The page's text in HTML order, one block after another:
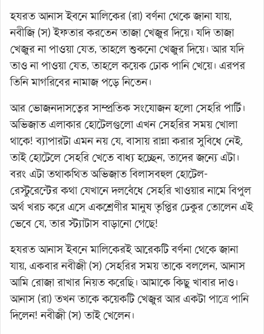
হযরত আনাস ইবনে মালিকের (রা) বর্ণনা থেকে জানা যায়,
নবীজি (স) ইফতার করতেন তাজা খেজুর দিয়ে। যদি তাজা
খেজুর না পাওয়া যেত, তাহলে শুকনো খেজুর দিয়ে। আর যদি
তাও না পাওয়া যেত, তাহলে কয়েক ঢোক পানি খেয়ে। এরপর
তিনি মাগরিবের নামাজ পড়ে নিতেন।
আর ভোজনদাসত্বের সাম্প্রতিক সংযোজন হলো সেহরি পার্টি।
অভিজাত এলাকার হোটেলগুলো এখন সেহরির সময় খোলা
থাকে! ব্যাপারটা এমন নয় যে, বাসায় রান্না করার সুবিধে নেই,
তাই হোটেলে সেহরি খেতে বাধ্য হচ্ছেন, তাদের জন্যে এটা।
বরং এটা তথাকথিত অভিজাত বিলাসবহুল হোটেল-
রেস্টুরেন্টের কথা যেখানে দলবেঁধে সেহরি খাওয়ার নামে বিপুল
অর্থ খরচ করে এসে একশ্রেণীর মানুষ তৃপ্তির ঢেকুর তোলেন এই
ভেবে যে, তার স্ট্যাটাস বাড়ানো গেছে!
হযরত আনাস ইবনে মালিকেরই আরেকটি বর্ণনা থেকে জানা
যায়, একবার নবীজী (স) সেহরির সময় তাকে বললেন, আনাস
আমি রোজা রাখার নিয়ত করেছি। আমাকে কিছু খাবার দাও।
আনাস (রা) তখন তাকে কয়েকটি খেজুর আর একটা পাত্রে পানি
দিলেন! নবীজী (স) তাই খেলেন।